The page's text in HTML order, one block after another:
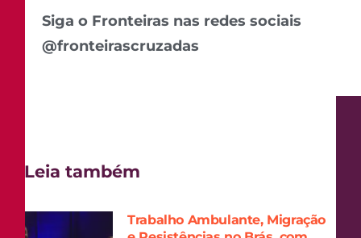
Siga o Fronteiras nas redes sociais
@fronteirascruzadas
Leia também
Trabalho Ambulante, Migração